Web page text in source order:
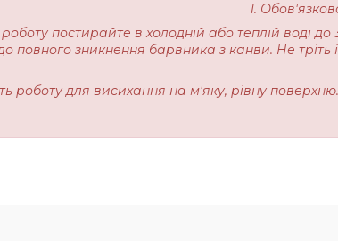
1.
роботу постирайте в холодній або теплій воді
повного зникнення барвника з канви. Не
роботу для висихання на м'яку, рівну